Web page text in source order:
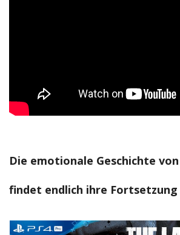
Die emotionale Geschichte
findet endlich ihre Fortsetzung